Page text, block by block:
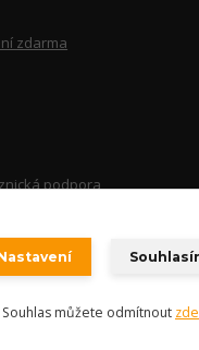
zdarma
podpora
shopsport.cz
Souhlas můžete odmítnout zde